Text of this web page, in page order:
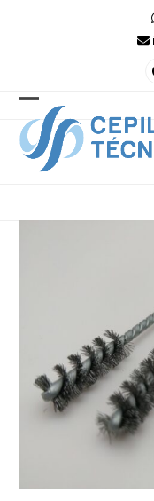
Open
mobile
menu
Close
mobile
menu